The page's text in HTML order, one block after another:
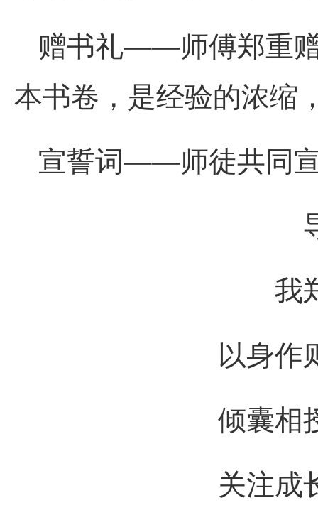
赠书礼——师傅郑重
本书卷，是经验的浓缩
宣誓词——师徒共同
我
以身作
倾囊相
关注成